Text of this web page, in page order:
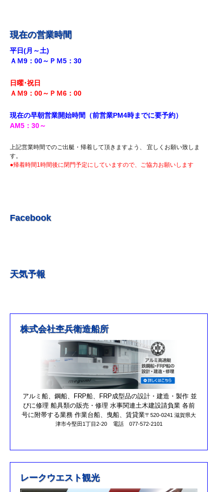
R5.9.28 釣果情報更新しました。
R5.9.18釣果情報更新しました。
R5.8.12 釣果情報更新しました。
R5.7.27 釣果情報更新しました。
R5.7.16 釣果情報更新しました。
R5.7.3 釣果情報更新しました。
R5.5.20 釣果情報更新しました。
R5.3.25釣果情報更新しました。
R3/4/11釣果情報更新しました
R3/2/27果情報更新しました
R2/8/29果情報更新しました
営業時間を更新しました。
第17回オーナーズカップを更新しました。
R元/10/25クラブハウスのリニューアルが完了しました。
R元/8/25果情報更新しました
H30/11/7釣果情報更新しました
H30/9/30臨時休業のお知らせ！！
現在の営業時間
平日(月～土)
ＡＭ9：00～ＰＭ5：30
日曜･祝日
ＡＭ9：00～ＰＭ6 ：00
現在の早朝営業開始時間（前営業PM4時までに要予約）
AM5 ：30～
上記営業時間でのご出艇・帰着して頂きますよう、 宜しくお願い致しま
す。
●帰着時間1時間後に閉門予定にしていますので、ご協力お願いします
Facebook
天気予報
株式会社杢兵衛造船所
アルミ船、鋼船、FRP船、FRP成型品の設計・建造・製作 並
びに修理 船具類の販売・修理 水事関連土木建設請負業 各前
号に附帯する業務 作業台船、曳船、賃貸業〒520-0241 滋賀県大
津市今堅田1丁目2-20
電話 077-572-2101
レークウエスト観光